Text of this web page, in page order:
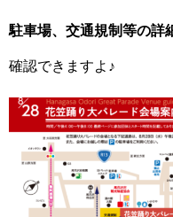
駐車場、交通規制等の詳
確認できますよ♪